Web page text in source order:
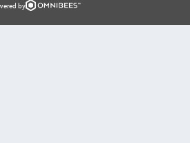
by